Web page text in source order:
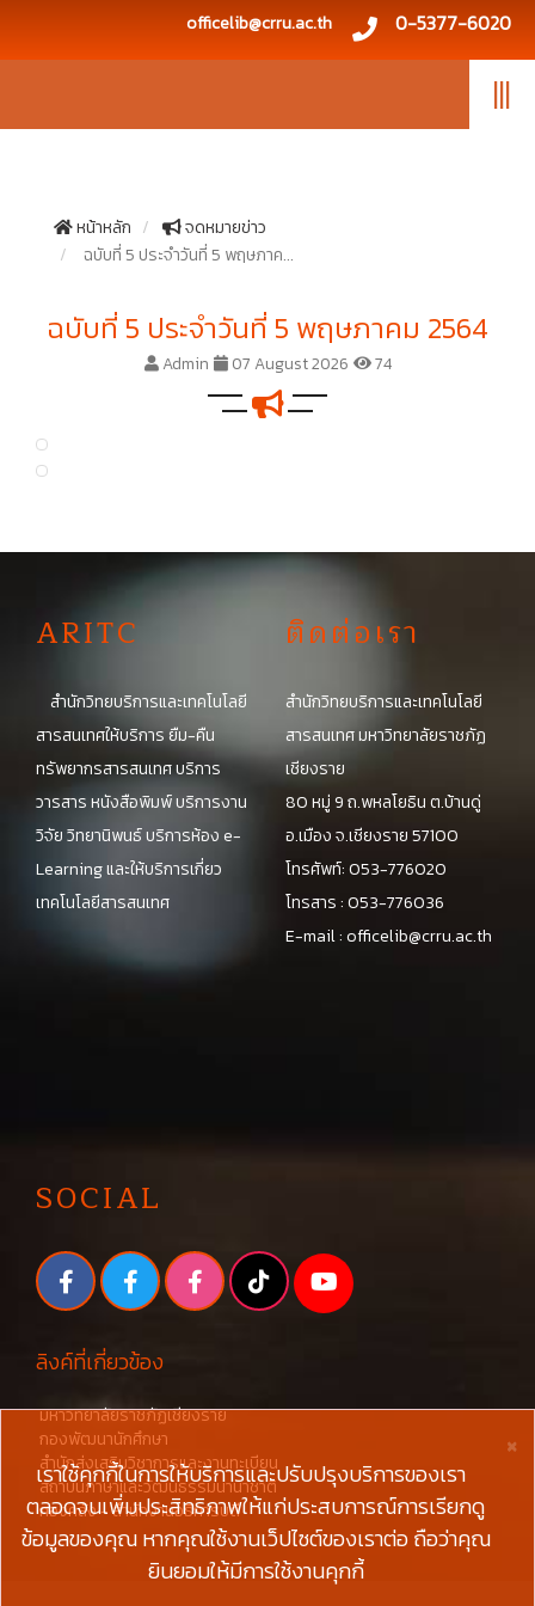
officelib@crru.ac.th 0-5377-6020
|||
หน้าหลัก
จดหมายข่าว
ฉบับที่ 5 ประจำวันที่ 5 พฤษภาค...
ฉบับที่ 5 ประจำวันที่ 5 พฤษภาคม 2564
Admin 07 August 2026 74
ARITC
สำนักวิทยบริการและเทคโนโลยี
สารสนเทศให้บริการ ยืม-คืน
ทรัพยากรสารสนเทศ บริการ
วารสาร หนังสือพิมพ์ บริการงาน
วิจัย วิทยานิพนธ์ บริการห้อง e-
Learning และให้บริการเกี่ยว
เทคโนโลยีสารสนเทศ
ติดต่อเรา
สำนักวิทยบริการและเทคโนโลยี
สารสนเทศ มหาวิทยาลัยราชภัฏ
เชียงราย
80 หมู่ 9 ถ.พหลโยธิน ต.บ้านดู่
อ.เมือง จ.เชียงราย 57100
โทรศัพท์: 053-776020
โทรสาร : 053-776036
E-mail :officelib@crru.ac.th
SOCIAL
ลิงค์ที่เกี่ยวข้อง
มหาวิทยาลัยราชภัฏเชียงราย
กองพัฒนานักศึกษา
สำนักส่งเสริมวิชาการและงานทะเบียน
สถาบันภาษาและวัฒนธรรมนานาชาติ
กองคลัง - สำนักงานอธิการบดี
×
เราใช้คุกกี้ในการให้บริการและปรับปรุงบริการของเรา
ตลอดจนเพิ่มประสิทธิภาพให้แก่ประสบการณ์การเรียกดู
ข้อมูลของคุณ หากคุณใช้งานเว็ปไซต์ของเราต่อ ถือว่าคุณ
ยินยอมให้มีการใช้งานคุกกี้